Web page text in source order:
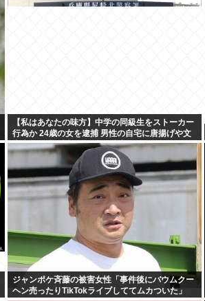
【私はあなたの味方】中学の同級生をストーカー
行為か 24歳の女を逮捕 男性の自宅に唐揚げや文
庫本など繰り返し届ける / 兵庫県
ジャンポケ斉藤の被害女性「事件後にバウムクー
ヘン売ったりTikTokライブしててムカついた」